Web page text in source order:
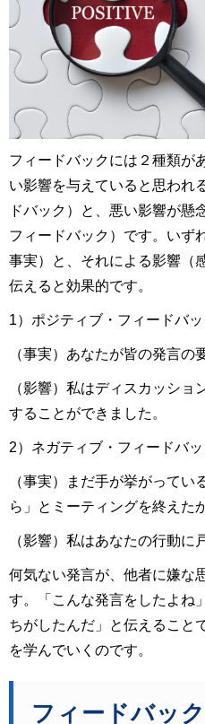
フィードバックには２種類が
い影響を与えていると思われ
ドバック）と、悪い影響が懸
フィードバック）です。いず
事実）と、それによる影響（
伝えると効果的です。
1）ポジティブ・フィードバッ
（事実）あなたが皆の発言の
（影響）私はディスカッシ
することができました。
2）ネガティブ・フィードバッ
（事実）まだ手が挙がって
ら」とミーティングを終えた
（影響）私はあなたの行動に
何気ない発言が、他者に嫌な
す。「こんな発言をしたよね
ちがしたんだ」と伝えること
を学んでいくのです。
フィードバッ